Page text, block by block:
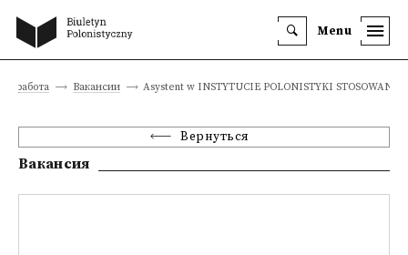
Menu
и работа Вакансии Asystent w INSTYTUCIE POLONISTYKI STOSOWANEJ
Вернуться
Вакансия